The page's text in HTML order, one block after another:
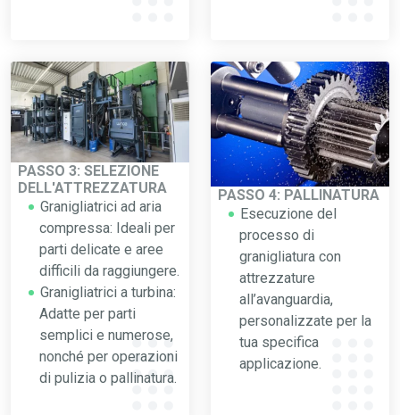
PASSO 3: SELEZIONE
DELL'ATTREZZATURA
Granigliatrici ad aria
compressa: Ideali per
parti delicate e aree
difficili da raggiungere.
Granigliatrici a turbina:
Adatte per parti
semplici e numerose,
nonché per operazioni
di pulizia o pallinatura.
PASSO 4: PALLINATURA
Esecuzione del
processo di
granigliatura con
attrezzature
all’avanguardia,
personalizzate per la
tua specifica
applicazione.